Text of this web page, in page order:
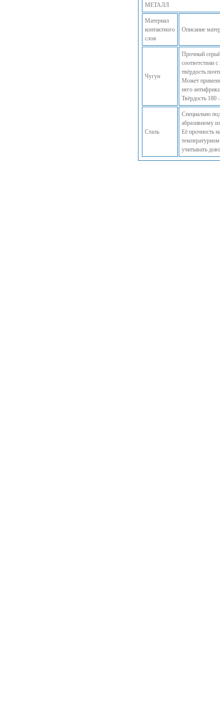
МЕТАЛЛ
Материал
контактного
слоя
Описание
Чугун
Прочный
соответствии
твёрдость
Может
него
Твёрдость 180
Сталь
Специально
абразивному
Её прочность
учитывать